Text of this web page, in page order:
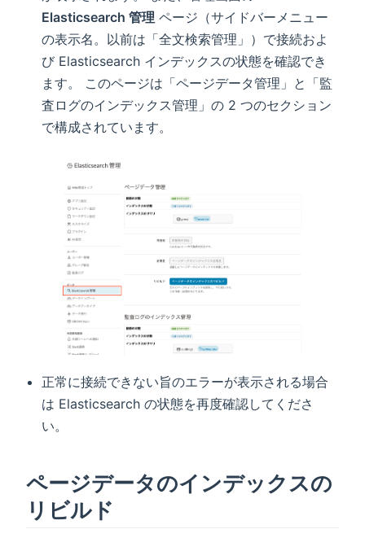
Elasticsearch 管理 ページ（サイドバーメニュー
の表示名。以前は「全文検索管理」）で接続およ
び Elasticsearch インデックスの状態を確認でき
ます。 このページは「ページデータ管理」と「監
査ログのインデックス管理」の 2 つのセクション
で構成されています。
正常に接続できない旨のエラーが表示される場合
は Elasticsearch の状態を再度確認してくださ
い。
ページデータのインデックスの
リビルド